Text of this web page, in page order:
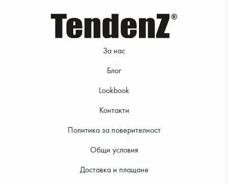
За нас
Блог
Lookbook
Контакти
Политика за поверителност
Общи условия
Доставка и плащане